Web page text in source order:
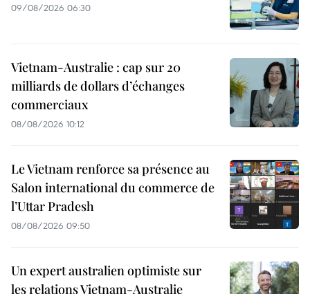
09/08/2026 06:30
Vietnam-Australie : cap sur 20
milliards de dollars d’échanges
commerciaux
08/08/2026 10:12
Le Vietnam renforce sa présence au
Salon international du commerce de
l’Uttar Pradesh
08/08/2026 09:50
Un expert australien optimiste sur
les relations Vietnam-Australie